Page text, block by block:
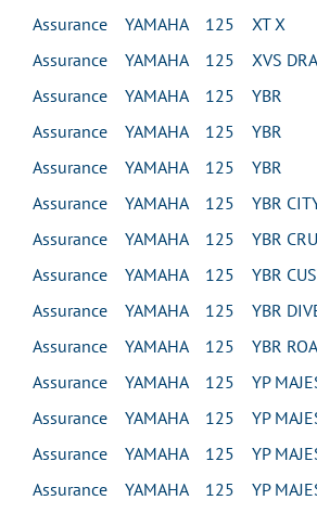
Assurance YAMAHA 125 XT X
Assurance YAMAHA 125 XVS
Assurance YAMAHA 125 YBR
Assurance YAMAHA 125 YBR
Assurance YAMAHA 125 YBR
Assurance YAMAHA 125 YBR
Assurance YAMAHA 125 YBR
Assurance YAMAHA 125 YBR
Assurance YAMAHA 125 YBR
Assurance YAMAHA 125 YBR
Assurance YAMAHA 125 YP
Assurance YAMAHA 125 YP
Assurance YAMAHA 125 YP
Assurance YAMAHA 125 YP